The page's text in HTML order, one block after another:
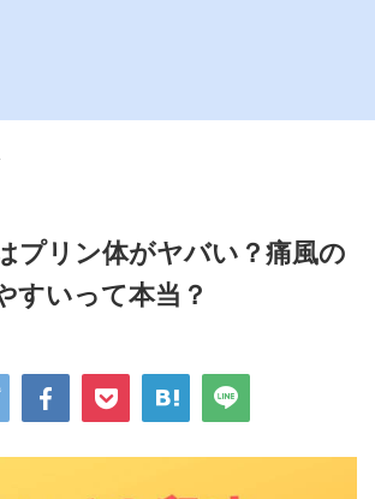
プリン体がヤバい？痛風の
すいって本当？